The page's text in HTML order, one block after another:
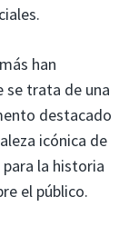
han
se trata de una
destacado
icónica de
la historia
el público.